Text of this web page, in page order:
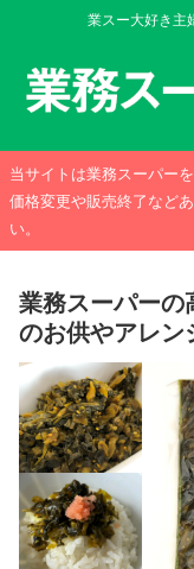
業スー大好き主
当サイトは業務スーパー
価格変更や販売終了など
い。
業務スーパーの
のお供やアレン